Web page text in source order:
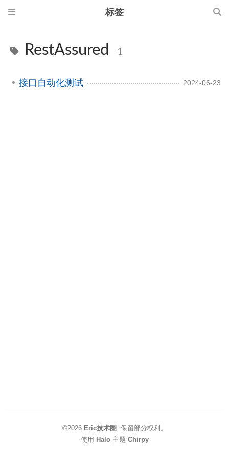
标签
RestAssured 1
接口自动化测试 2024-06-23
©2026 Eric技术圈 保留部分权利。
使用 Halo主题 Chirpy